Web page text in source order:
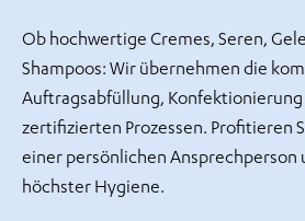
Ob hochwertige Cremes, Seren,
Shampoos: Wir übernehmen die
Auftragsabfüllung,
zertifizierten Prozessen. Profitieren
einer persönlichen Ansprechperson
höchster Hygiene.